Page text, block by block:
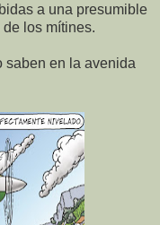
a una presumible
los mítines.
saben en la avenida